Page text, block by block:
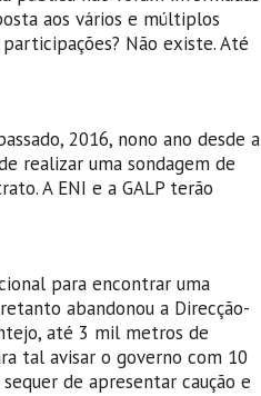
aos vários e múltiplos
Não existe. Até
2016, nono ano desde a
realizar uma sondagem de
A ENI e a GALP terão
para encontrar uma
abandonou a Direcção-
até 3 mil metros de
tal avisar o governo com 10
de apresentar caução e